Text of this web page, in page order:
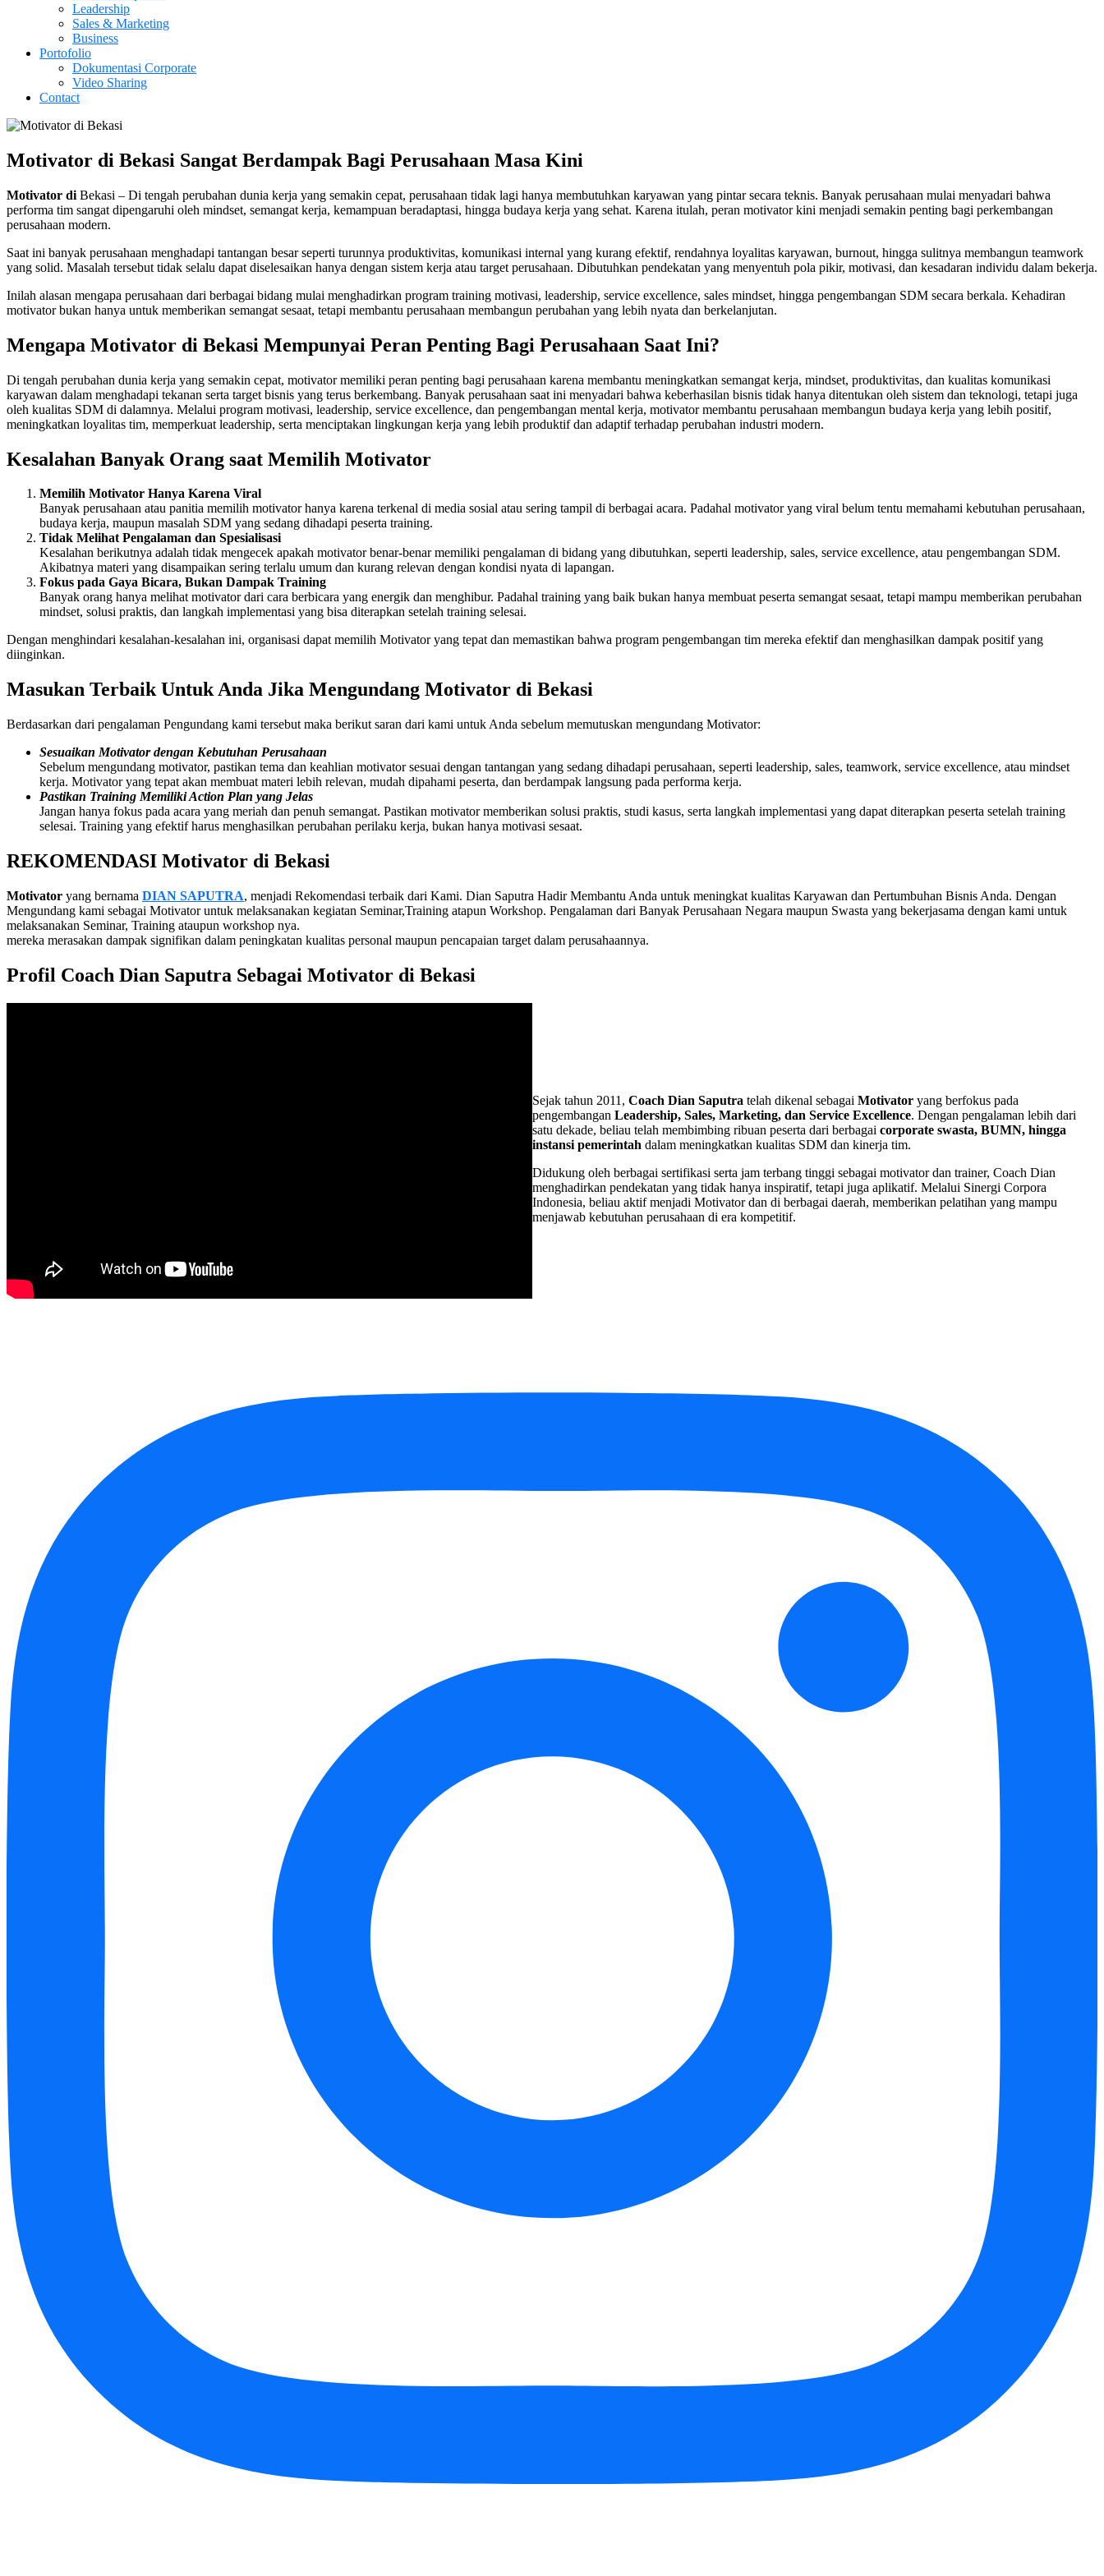
Leadership
Sales & Marketing
Business
Portofolio
Dokumentasi Corporate
Video Sharing
Contact
Motivator di Bekasi Sangat Berdampak Bagi Perusahaan Masa Kini
Motivator di Bekasi – Di tengah perubahan dunia kerja yang semakin cepat, perusahaan tidak lagi hanya membutuhkan karyawan yang pintar secara teknis. Banyak perusahaan mulai menyadari bahwa
performa tim sangat dipengaruhi oleh mindset, semangat kerja, kemampuan beradaptasi, hingga budaya kerja yang sehat. Karena itulah, peran motivator kini menjadi semakin penting bagi perkembangan
perusahaan modern.
Saat ini banyak perusahaan menghadapi tantangan besar seperti turunnya produktivitas, komunikasi internal yang kurang efektif, rendahnya loyalitas karyawan, burnout, hingga sulitnya membangun teamwork
yang solid. Masalah tersebut tidak selalu dapat diselesaikan hanya dengan sistem kerja atau target perusahaan. Dibutuhkan pendekatan yang menyentuh pola pikir, motivasi, dan kesadaran individu dalam bekerja.
Inilah alasan mengapa perusahaan dari berbagai bidang mulai menghadirkan program training motivasi, leadership, service excellence, sales mindset, hingga pengembangan SDM secara berkala. Kehadiran
motivator bukan hanya untuk memberikan semangat sesaat, tetapi membantu perusahaan membangun perubahan yang lebih nyata dan berkelanjutan.
Mengapa Motivator di Bekasi Mempunyai Peran Penting Bagi Perusahaan Saat Ini?
Di tengah perubahan dunia kerja yang semakin cepat, motivator memiliki peran penting bagi perusahaan karena membantu meningkatkan semangat kerja, mindset, produktivitas, dan kualitas komunikasi
karyawan dalam menghadapi tekanan serta target bisnis yang terus berkembang. Banyak perusahaan saat ini menyadari bahwa keberhasilan bisnis tidak hanya ditentukan oleh sistem dan teknologi, tetapi juga
oleh kualitas SDM di dalamnya. Melalui program motivasi, leadership, service excellence, dan pengembangan mental kerja, motivator membantu perusahaan membangun budaya kerja yang lebih positif,
meningkatkan loyalitas tim, memperkuat leadership, serta menciptakan lingkungan kerja yang lebih produktif dan adaptif terhadap perubahan industri modern.
Kesalahan Banyak Orang saat Memilih Motivator
Memilih Motivator Hanya Karena Viral
Banyak perusahaan atau panitia memilih motivator hanya karena terkenal di media sosial atau sering tampil di berbagai acara. Padahal motivator yang viral belum tentu memahami kebutuhan perusahaan,
budaya kerja, maupun masalah SDM yang sedang dihadapi peserta training.
Tidak Melihat Pengalaman dan Spesialisasi
Kesalahan berikutnya adalah tidak mengecek apakah motivator benar-benar memiliki pengalaman di bidang yang dibutuhkan, seperti leadership, sales, service excellence, atau pengembangan SDM.
Akibatnya materi yang disampaikan sering terlalu umum dan kurang relevan dengan kondisi nyata di lapangan.
Fokus pada Gaya Bicara, Bukan Dampak Training
Banyak orang hanya melihat motivator dari cara berbicara yang energik dan menghibur. Padahal training yang baik bukan hanya membuat peserta semangat sesaat, tetapi mampu memberikan perubahan
mindset, solusi praktis, dan langkah implementasi yang bisa diterapkan setelah training selesai.
Dengan menghindari kesalahan-kesalahan ini, organisasi dapat memilih Motivator yang tepat dan memastikan bahwa program pengembangan tim mereka efektif dan menghasilkan dampak positif yang
diinginkan.
Masukan Terbaik Untuk Anda Jika Mengundang Motivator di Bekasi
Berdasarkan dari pengalaman Pengundang kami tersebut maka berikut saran dari kami untuk Anda sebelum memutuskan mengundang Motivator:
Sesuaikan Motivator dengan Kebutuhan Perusahaan
Sebelum mengundang motivator, pastikan tema dan keahlian motivator sesuai dengan tantangan yang sedang dihadapi perusahaan, seperti leadership, sales, teamwork, service excellence, atau mindset
kerja. Motivator yang tepat akan membuat materi lebih relevan, mudah dipahami peserta, dan berdampak langsung pada performa kerja.
Pastikan Training Memiliki Action Plan yang Jelas
Jangan hanya fokus pada acara yang meriah dan penuh semangat. Pastikan motivator memberikan solusi praktis, studi kasus, serta langkah implementasi yang dapat diterapkan peserta setelah training
selesai. Training yang efektif harus menghasilkan perubahan perilaku kerja, bukan hanya motivasi sesaat.
REKOMENDASI Motivator di Bekasi
Motivator yang bernama DIAN SAPUTRA, menjadi Rekomendasi terbaik dari Kami. Dian Saputra Hadir Membantu Anda untuk meningkat kualitas Karyawan dan Pertumbuhan Bisnis Anda. Dengan
Mengundang kami sebagai Motivator untuk melaksanakan kegiatan Seminar,Training atapun Workshop. Pengalaman dari Banyak Perusahaan Negara maupun Swasta yang bekerjasama dengan kami untuk
melaksanakan Seminar, Training ataupun workshop nya.
mereka merasakan dampak signifikan dalam peningkatan kualitas personal maupun pencapaian target dalam perusahaannya.
Profil Coach Dian Saputra Sebagai Motivator di Bekasi
Sejak tahun 2011, Coach Dian Saputra telah dikenal sebagai Motivator yang berfokus pada
pengembangan Leadership, Sales, Marketing, dan Service Excellence. Dengan pengalaman lebih dari
satu dekade, beliau telah membimbing ribuan peserta dari berbagai corporate swasta, BUMN, hingga
instansi pemerintah dalam meningkatkan kualitas SDM dan kinerja tim.
Didukung oleh berbagai sertifikasi serta jam terbang tinggi sebagai motivator dan trainer, Coach Dian
menghadirkan pendekatan yang tidak hanya inspiratif, tetapi juga aplikatif. Melalui Sinergi Corpora
Indonesia, beliau aktif menjadi Motivator dan di berbagai daerah, memberikan pelatihan yang mampu
menjawab kebutuhan perusahaan di era kompetitif.